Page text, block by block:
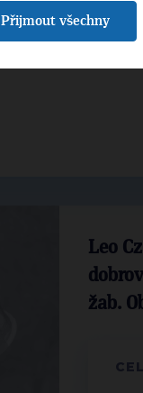
Leo
žab.
Přijmout všechny